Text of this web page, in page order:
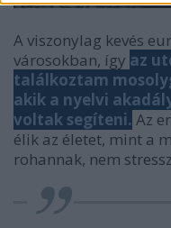
A viszonylag kevés
városokban, így az
találkoztam
akik a nyelvi
voltak segíteni. Az
élik az életet, mint a
rohannak, nem